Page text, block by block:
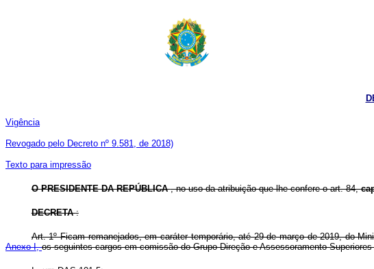
Vigência
Revogado pelo Decreto nº 9.581, de 2018)
Texto para impressão
OPRESIDENTE DA REPÚBLICA, no uso da atribuição que lhe confere o art. 84,
DECRETA:
Art. 1º Ficam remanejados, em caráter temporário, até 29 de março de 2019, do
Anexo I,os seguintes cargos em comissão do Grupo-Direção e Assessoramento